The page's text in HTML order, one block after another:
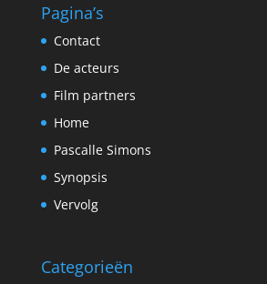
Pagina’s
Contact
De acteurs
Film partners
Home
Pascalle Simons
Synopsis
Vervolg
Categorieën